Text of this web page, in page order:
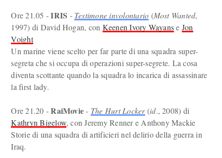
Ore 21.05 -IRIS - Testimone involontario (Most Wanted,
1997) di David Hogan, con Keenen Ivory Wayanse Jon
Voight
Un marine viene scelto per far parte di una squadra super-
segreta che si occupa di operazioni super-segrete. La cosa
diventa scottante quando la squadra lo incarica di assassinare
la first lady.
Ore 21.20 -RaiMovie- The Hurt Locker(id., 2008) di
Kathryn Bigelow, con Jeremy Renner e Anthony Mackie
Storie di una squadra di artificieri nel delirio della guerra in
Iraq.